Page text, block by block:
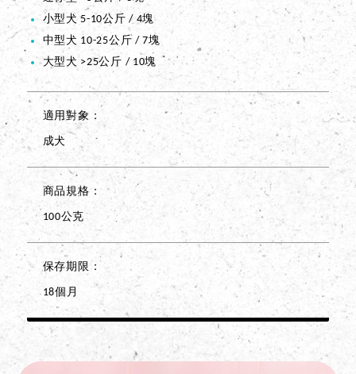
小型犬 5-10公斤 / 4塊
中型犬 10-25公斤 / 7塊
大型犬 >25公斤 / 10塊
適用對象
成犬
商品規格
100公克
保存期限
18個月